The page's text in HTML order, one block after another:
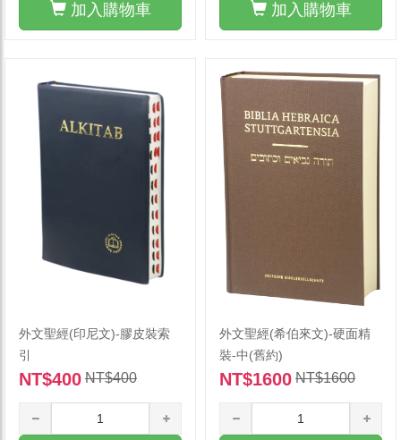
加入購物車 加入購物車
外文聖經(印尼文)-膠皮裝索
引
NT$400 NT$400
外文聖經(希伯來文)-硬面精
裝-中(舊約)
NT$1600 NT$1600